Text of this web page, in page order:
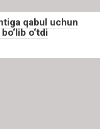
qabul uchun
o‘tdi